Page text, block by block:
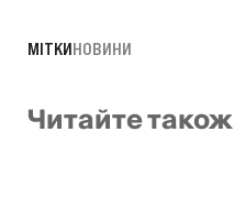
МІТКИНОВИНИ
Читайте також